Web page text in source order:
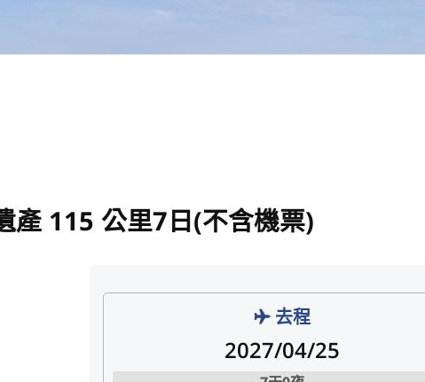
產 115 公里7日(不含機票)
去程
2027/04/25